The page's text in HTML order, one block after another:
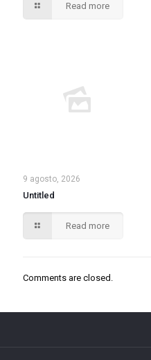
Read more
9 agosto, 2026
Untitled
Read more
Comments are closed.